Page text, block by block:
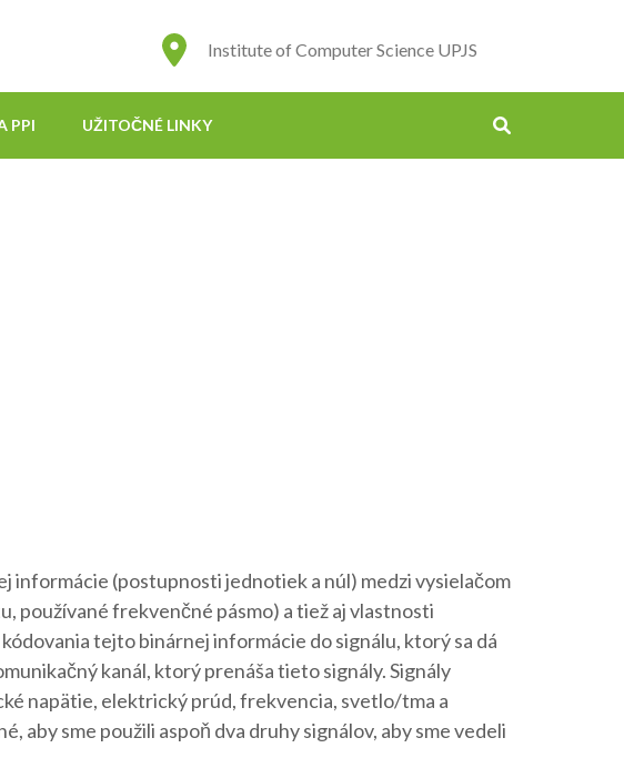
Institute of Computer Science UPJS
PPI UŽITOČNÉ LINKY
(postupnosti jednotiek a núl) medzi vysielačom
používané frekvenčné pásmo) a tiež aj vlastnosti
tejto binárnej informácie do signálu, ktorý sa dá
kanál, ktorý prenáša tieto signály. Signály
napätie, elektrický prúd, frekvencia, svetlo/tma a
aby sme použili aspoň dva druhy signálov, aby sme vedeli